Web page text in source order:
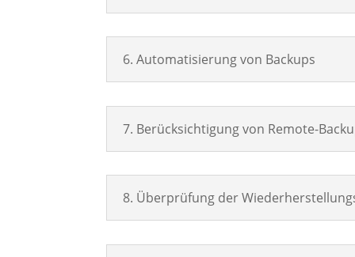
6. Automatisierung von Backups
7. Berücksichtigung von Remote-
8. Überprüfung der